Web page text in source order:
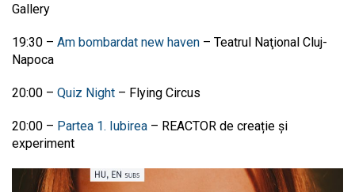
Gallery
19:30 – Am bombardat new haven – Teatrul Naţional Cluj-
Napoca
20:00 – Quiz Night – Flying Circus
20:00 – Partea 1. Iubirea – REACTOR de creație și
experiment